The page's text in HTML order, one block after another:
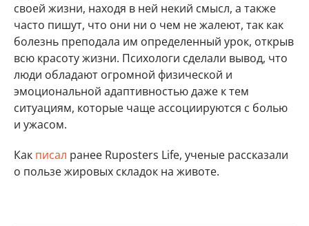
своей жизни, находя в ней некий смысл, а также
часто пишут, что они ни о чем не жалеют, так как
болезнь преподала им определенный урок, открыв
всю красоту жизни. Психологи сделали вывод, что
люди обладают огромной физической и
эмоциональной адаптивностью даже к тем
ситуациям, которые чаще ассоциируются с болью
и ужасом.
Как писал ранее Ruposters Life, ученые рассказали
о пользе жировых складок на животе.